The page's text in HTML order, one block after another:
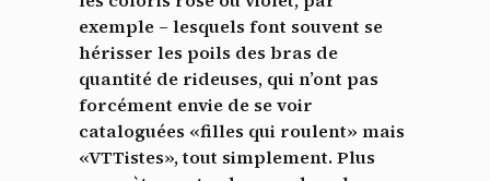
exemple – lesquels font souvent se
hérisser les poils des bras de
quantité de rideuses, qui n’ont pas
forcément envie de se voir
cataloguées «filles qui roulent» mais
«VTTistes», tout simplement. Plus